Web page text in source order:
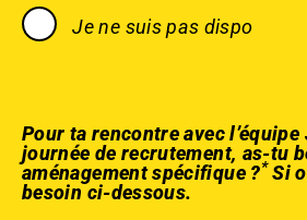
Je ne suis pas dispo
Pour ta rencontre avec l’équipe
journée de recrutement, as-tu
aménagement spécifique ?* Si
besoin ci-dessous.